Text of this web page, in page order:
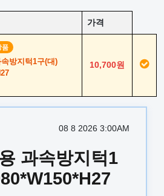
가격
품
방지턱1구(대)
10,700원
08 8 2026 3:00AM
과속방지턱1